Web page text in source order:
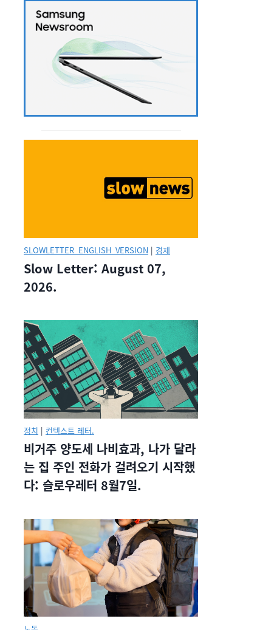
SLOWLETTER_ENGLISH_VERSION | 경제
Slow Letter: August 07,
2026.
정치 | 컨텍스트 레터.
비거주 양도세 나비효과, 나가 달라
는 집 주인 전화가 걸려오기 시작했
다: 슬로우레터 8월7일.